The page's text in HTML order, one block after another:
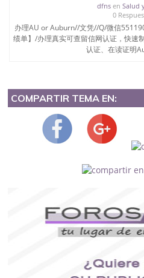
dfnsen Salud
0
办理AU or Auburn//文凭//Q/微信
绩单】/办理真实可查留信网认证，快速
认证、在读证明
COMPARTIR TEMA EN: